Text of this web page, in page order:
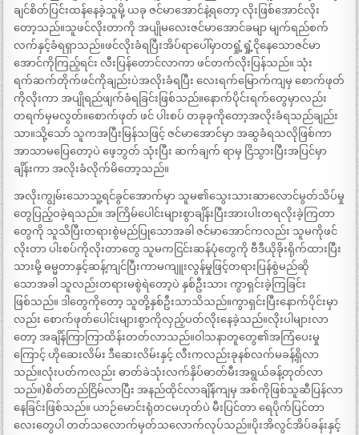
ချင်စိတ်ပြင်းထန်နေခဲ့သူမို့ ယခု ဇင်မာအောင်နဲ့ရတော့ လိုးဖြစ်အောင်လိုး
တော့သည်။သူဖင်လိုးတာကို အပျိုမလေးဇင်မာအောင်ခမျာ မျက်ရည်စက်
လက်နှင့်ခံရရှာသည်။ဖင်လိုးခံရပြီးအိပ်ရာပေါ်မှာတရှုံ့ရှုံ့ငိုနေသောဇင်မာ
အောင်ကိုကြည့်ရင်း လီးပြန်တောင်လာကာ ဖင်တက်လိုးပြန်သည်။ သုံး
ရက်ဆက်တိုက်ဖင်ကိုချည်းပဲအလိုးခံရပြီး လေးရက်မြောက်ကျမှ စောက်ဖုတ်
ကိုလိုးကာ အပျိုရည်ဖျက်ခံရခြင်းဖြစ်သည်။နောက်ပိုင်းရက်တွေမှာလည်း
တရက်မှမလွတ်။စောက်ဖုတ် ဖင် ပါးစပ် တခုခုကိုတော့အလိုးခံရသည်ချည်း
သာ။သို့သော် သူကအပြီးမြန်သဖြင့် ဇင်မာအောင်မှာ အဆွခံရသလိုဖြစ်ကာ
အာသာမပြေတော့ပဲ ဖေ့ဘွတ် သုံးပြီး ဆက်ချက် ရာမှ ငြိသွားပြီးအပြင်မှာ
ချိန်းကာ အလိုးခံလိုက်မိတော့သည်။
အလိုးကျွမ်းသောသူ့ရင်ခွင်အောက်မှာ သူမ၏သွေးသားဆာလောင်မွတ်သိပ်မှု
တွေပြည့်ဝခဲ့ရသည်။ အကြိမ်ပေါင်းများစွာချိန်းပြီးအားပါးတရလိုးခဲ့ကြတာ
တွေကို သူသိပြီးတရားစွဲမည်ပြုသောအခါ ဇင်မာအောင်ကလည်း သူမကိုဖင်
လိုးတာ ပါးစပ်ကိုလိုးတာတွေ သူမကငြင်းဆန်ပုံတွေကို ဗီဒီယိုခိုးရိုက်ထားပြီး
သားမို့ ဓမ္မတာနှင့်ဆန့်ကျင်ပြီးကာမကျူးလွန်မှုဖြင့်တရားပြန်စွဲမည်ဆို
သောအခါ သူလည်းတရားမစွဲရဲတော့ပဲ နှစ်ဦးသား ကွာရှင်းခဲ့ကြခြင်း
ဖြစ်သည်။ ဒါတွေကိုတော့ သူတို့နှစ်ဦးသာသိသည်။ကွာရှင်းပြီးနောက်ပိုင်းမှာ
လည်း စောက်ဖုတ်ပေါင်းများစွာကိုလှည့်ပတ်လိုးနေခဲ့သည်။လိုးပါများလာ
တော့ အချိန်ကြာကြာထိန်းတတ်လာသည်။ဝါသနာတူတွေ၏အကြံပေးမှု
ကြောင့် ဟိုဆေးလိမ်း ဒီဆေးလိမ်းနှင့် လီးကလည်းခုနစ်လက်မခန့်ရှိလာ
သည်။လုံးပတ်ကလည်း ဓာတ်ခဲသုံးလက်နှိပ်ဓာတ်မီးအရွယ်ခန့်တုတ်လာ
သည်။)စိတ်တည်ငြိမ်လာပြီး အနည်ထိုင်လာချိန်ကျမှ အစ်ကိုဖြစ်သူဆီပြန်လာ
နေခြင်းဖြစ်သည်။ ယာဉ်မောင်းရုံတငမဟုတ်ပဲ မီးပြင်တာ ရေပိုက်ပြင်တာ
လေးတွေပါ တတ်သလောက်မှတ်သလောက်လုပ်သည်။ပိုးအိလွင်အိပ်ခန်းနှင့်